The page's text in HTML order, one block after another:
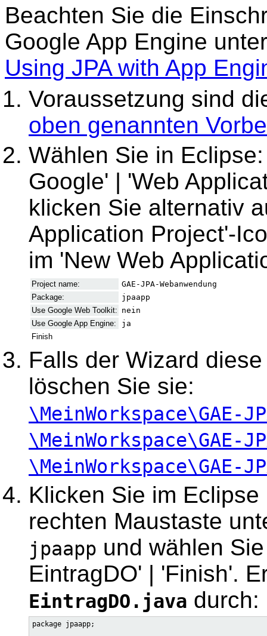
Beachten Sie die
Google App Engine unter
Using JPA with App
Voraussetzung sind
oben genannten
Wählen Sie in
Google' | 'Web
klicken Sie alternativ
Application Project'-
im 'New Web
Project name:
GAE-JPA-Webanwendung
Package:
jpaapp
Use Google Web Toolkit: nein
Use Google App Engine:
ja
Finish
Falls der Wizard
löschen Sie sie:
\MeinWorkspace\GAE-
\MeinWorkspace\GAE-
\MeinWorkspace\GAE-
Klicken Sie im
rechten Maustaste
jpaapp und wählen
EintragDO' | 'Finish'.
EintragDO.java durch:
package jpaapp;